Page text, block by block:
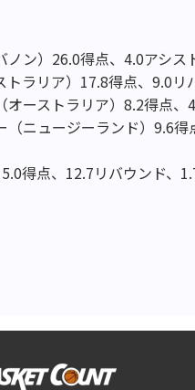
ノン）26.0得点、4.0アシス
トラリア）17.8得点、9.0リ
オーストラリア）8.2得点、
（ニュージーランド）9.6
得点、12.7リバウンド、